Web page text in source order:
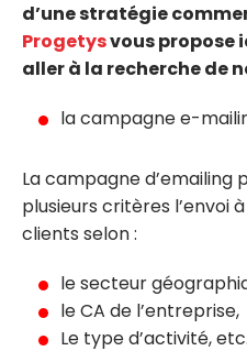
d’une stratégie
Progetysvous propose
aller à la recherche de
la campagne e-
La campagne
plusieurs critères l’envoi
clients selon :
le secteur
le CA de l’entreprise,
Le type d’activité, etc.